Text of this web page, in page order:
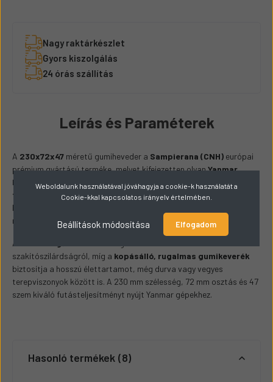
Nagy raktárkészlet
Gyors kiszolgálás
24 órás szállítás
Leírás és Paraméterek
A 230x72x47 méretű gumiheveder a Sampierana (CNH) európai
prémium gyártású terméke, melyet kifejezetten olyanYanmar
lánctalpas minikotrókhoz
fejlesztettek, ahol elengedhetetlen a
tartósság, megbízhatóság és stabil tapadás. A heveder
kiválóan teljesít mind építkezési, mind kommunális vagy
mezőgazdasági környezetben.
A
szakítószilárdságról, míg a kopásálló, rugalmas gumikeverék
biztosítja a hosszú élettartamot, még durva vagy vegyes
terepviszonyok között is. A 230 mm szélesség, 72 mm osztás és 47
szem kiváló futásteljesítményt nyújt Yanmar gépekhez.
Hasonló termékek 8
Weboldalunk használatával jóváhagyja a cookie-k használatát a
Cookie-kkal kapcsolatos irányelv értelmében.
Beállítások módosítása Elfogadom